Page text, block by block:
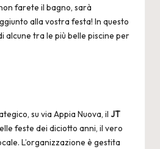
farete il bagno, sarà
alla vostra festa! In questo
alcune tra le più belle piscine per
su via Appia Nuova, il JT
feste dei diciotto anni, il vero
L’organizzazione è gestita